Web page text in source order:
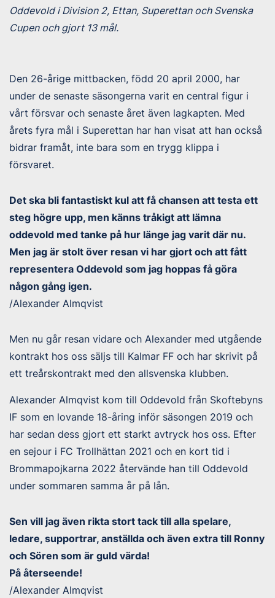
Oddevold i Division 2, Ettan, Superettan och Svenska
Cupen och gjort 13 mål.
Den 26-årige mittbacken, född 20 april 2000, har
under de senaste säsongerna varit en central figur i
vårt försvar och senaste året även lagkapten. Med
årets fyra mål i Superettan har han visat att han också
bidrar framåt, inte bara som en trygg klippa i
försvaret.
Det ska bli fantastiskt kul att få chansen att testa ett
steg högre upp, men känns tråkigt att lämna
oddevold med tanke på hur länge jag varit där nu.
Men jag är stolt över resan vi har gjort och att fått
representera Oddevold som jag hoppas få göra
någon gång igen.
/Alexander Almqvist
Men nu går resan vidare och Alexander med utgående
kontrakt hos oss säljs till Kalmar FF och har skrivit på
ett treårskontrakt med den allsvenska klubben.
Alexander Almqvist kom till Oddevold från Skoftebyns
IF som en lovande 18-åring inför säsongen 2019 och
har sedan dess gjort ett starkt avtryck hos oss. Efter
en sejour i FC Trollhättan 2021 och en kort tid i
Brommapojkarna 2022 återvände han till Oddevold
under sommaren samma år på lån.
Sen vill jag även rikta stort tack till alla spelare,
ledare, supportrar, anställda och även extra till Ronny
och Sören som är guld värda!
På återseende!
/Alexander Almqvist